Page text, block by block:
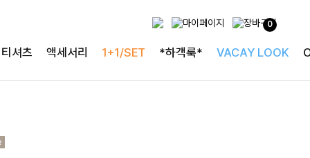
0
티셔츠 액세서리 1+1/SET *하객룩* VACAY LOOK